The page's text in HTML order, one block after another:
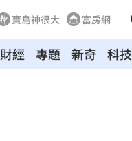
寶島神很大 富房網
財經 專題 新奇 科技